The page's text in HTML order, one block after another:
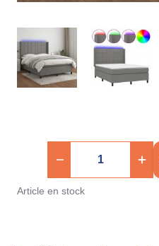
Article en stock